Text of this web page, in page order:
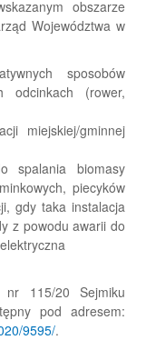
obszarze
Województwa w
sposobów
odcinkach (rower,
miejskiej/gminnej
spalania biomasy
piecyków
gdy taka instalacja
z powodu awarii do
nr 115/20 Sejmiku
pod adresem:
9595/.